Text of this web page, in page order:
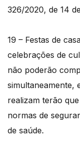
326/2020, de 14
19 – Festas de
celebrações de
não poderão
simultaneamente,
realizam terão
normas de
de saúde.